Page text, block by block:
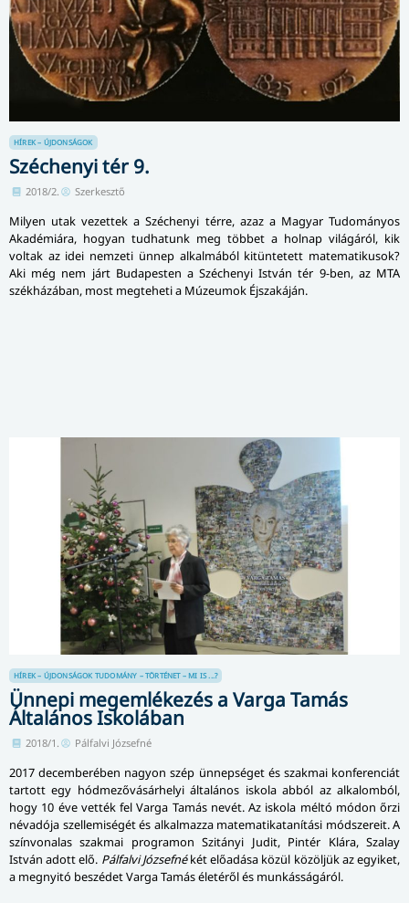
HÍREK – ÚJDONSÁGOK
Széchenyi tér 9.
2018/2. Szerkesztő
Milyen utak vezettek a Széchenyi térre, azaz a Magyar Tudományos
Akadémiára, hogyan tudhatunk meg többet a holnap világáról, kik
voltak az idei nemzeti ünnep alkalmából kitüntetett matematikusok?
Aki még nem járt Budapesten a Széchenyi István tér 9-ben, az MTA
székházában, most megteheti a Múzeumok Éjszakáján.
HÍREK – ÚJDONSÁGOK TUDOMÁNY – TÖRTÉNET – MI IS ...?
Ünnepi megemlékezés a Varga Tamás
Általános Iskolában
2018/1. Pálfalvi Józsefné
2017 decemberében nagyon szép ünnepséget és szakmai konferenciát
tartott egy hód­me­ző­vá­sár­helyi általános iskola abból az alkalomból,
hogy 10 éve vették fel Varga Tamás nevét. Az iskola méltó módon őrzi
névadója szellemiségét és alkalmazza matematikatanítási módszereit. A
színvonalas szakmai programon Szitányi Judit, Pintér Klára, Szalay
István adott elő. Pálfalvi Józsefnékét előadása közül közöljük az egyiket,
a megnyitó beszédet Varga Tamás életéről és munkásságáról.